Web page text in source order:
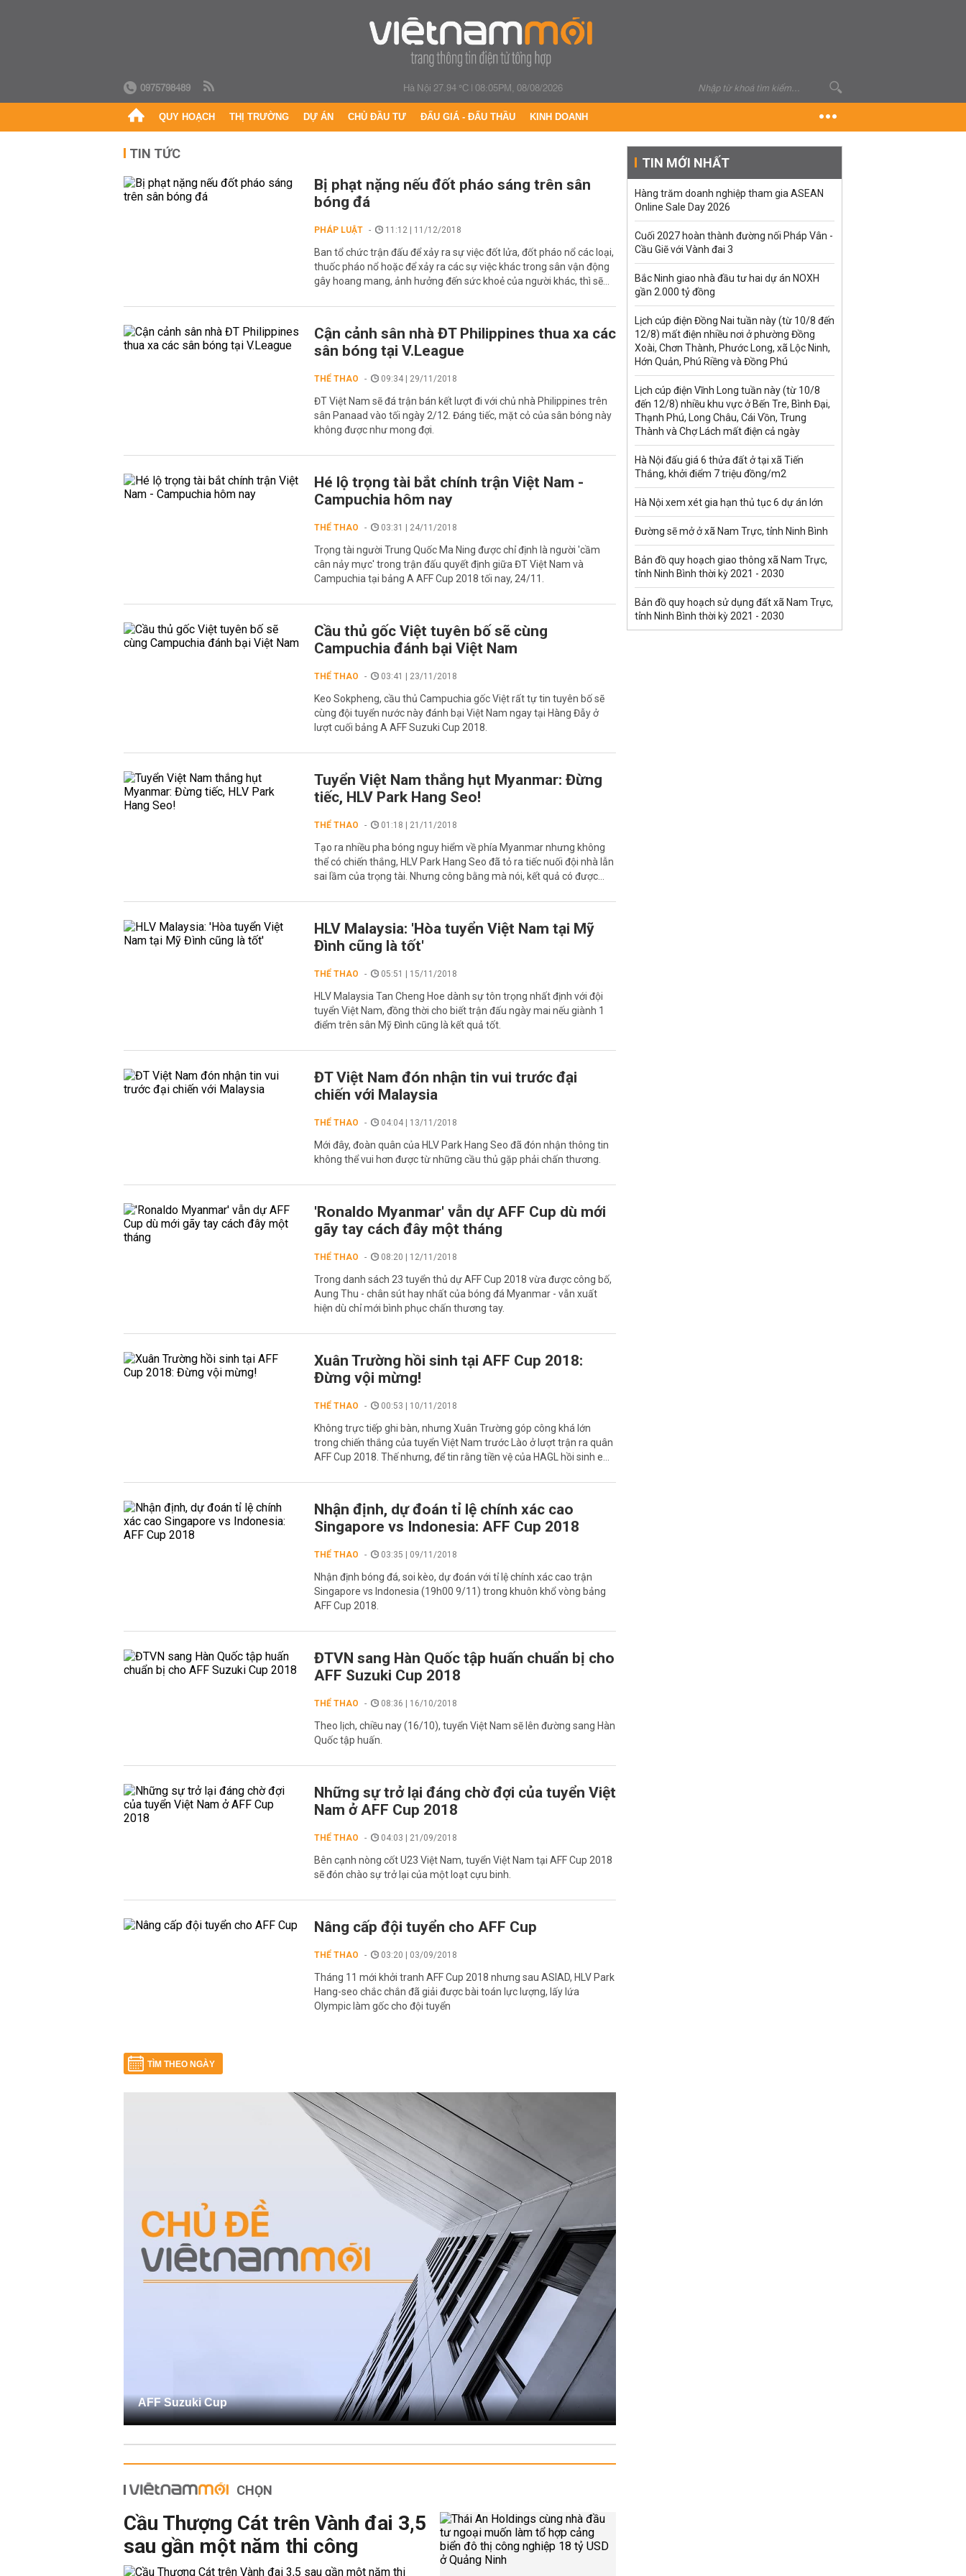
0975798489 Hà Nội 27.94 °C|08:05PM, 08/08/2026
QUY HOẠCH THỊ TRƯỜNG DỰ ÁN CHỦ ĐẦU TƯ ĐẤU GIÁ - ĐẤU THẦU KINH DOANH
TIN TỨC
Bị phạt nặng nếu đốt pháo sáng trên sân
bóng đá
PHÁP LUẬT 11:12 | 11/12/2018
Ban tổ chức trận đấu để xảy ra sự việc đốt lửa, đốt pháo nổ các loại,
thuốc pháo nổ hoặc để xảy ra các sự việc khác trong sân vận động
gây hoang mang, ảnh hưởng đến sức khoẻ của người khác, thì sẽ...
Cận cảnh sân nhà ĐT Philippines thua xa các
sân bóng tại V.League
THỂ THAO 09:34 | 29/11/2018
ĐT Việt Nam sẽ đá trận bán kết lượt đi với chủ nhà Philippines trên
sân Panaad vào tối ngày 2/12. Đáng tiếc, mặt cỏ của sân bóng này
không được như mong đợi.
Hé lộ trọng tài bắt chính trận Việt Nam -
Campuchia hôm nay
THỂ THAO 03:31 | 24/11/2018
Trọng tài người Trung Quốc Ma Ning được chỉ định là người 'cầm
cân nảy mực' trong trận đấu quyết định giữa ĐT Việt Nam và
Campuchia tại bảng A AFF Cup 2018 tối nay, 24/11.
Cầu thủ gốc Việt tuyên bố sẽ cùng
Campuchia đánh bại Việt Nam
THỂ THAO 03:41 | 23/11/2018
Keo Sokpheng, cầu thủ Campuchia gốc Việt rất tự tin tuyên bố sẽ
cùng đội tuyển nước này đánh bại Việt Nam ngay tại Hàng Đẫy ở
lượt cuối bảng A AFF Suzuki Cup 2018.
Tuyển Việt Nam thắng hụt Myanmar: Đừng
tiếc, HLV Park Hang Seo!
THỂ THAO 01:18 | 21/11/2018
Tạo ra nhiều pha bóng nguy hiểm về phía Myanmar nhưng không
thể có chiến thắng, HLV Park Hang Seo đã tỏ ra tiếc nuối đội nhà lẫn
sai lầm của trọng tài. Nhưng công bằng mà nói, kết quả có được...
HLV Malaysia: 'Hòa tuyển Việt Nam tại Mỹ
Đình cũng là tốt'
THỂ THAO 05:51 | 15/11/2018
HLV Malaysia Tan Cheng Hoe dành sự tôn trọng nhất định với đội
tuyển Việt Nam, đồng thời cho biết trận đấu ngày mai nếu giành 1
điểm trên sân Mỹ Đình cũng là kết quả tốt.
ĐT Việt Nam đón nhận tin vui trước đại
chiến với Malaysia
THỂ THAO 04:04 | 13/11/2018
Mới đây, đoàn quân của HLV Park Hang Seo đã đón nhận thông tin
không thể vui hơn được từ những cầu thủ gặp phải chấn thương.
'Ronaldo Myanmar' vẫn dự AFF Cup dù mới
gãy tay cách đây một tháng
THỂ THAO 08:20 | 12/11/2018
Trong danh sách 23 tuyển thủ dự AFF Cup 2018 vừa được công bố,
Aung Thu - chân sút hay nhất của bóng đá Myanmar - vẫn xuất
hiện dù chỉ mới bình phục chấn thương tay.
Xuân Trường hồi sinh tại AFF Cup 2018:
Đừng vội mừng!
THỂ THAO 00:53 | 10/11/2018
Không trực tiếp ghi bàn, nhưng Xuân Trường góp công khá lớn
trong chiến thắng của tuyển Việt Nam trước Lào ở lượt trận ra quân
AFF Cup 2018. Thế nhưng, để tin rằng tiền vệ của HAGL hồi sinh e...
Nhận định, dự đoán tỉ lệ chính xác cao
Singapore vs Indonesia: AFF Cup 2018
THỂ THAO 03:35 | 09/11/2018
Nhận định bóng đá, soi kèo, dự đoán với tỉ lệ chính xác cao trận
Singapore vs Indonesia (19h00 9/11) trong khuôn khổ vòng bảng
AFF Cup 2018.
ĐTVN sang Hàn Quốc tập huấn chuẩn bị cho
AFF Suzuki Cup 2018
THỂ THAO 08:36 | 16/10/2018
Theo lịch, chiều nay (16/10), tuyển Việt Nam sẽ lên đường sang Hàn
Quốc tập huấn.
Những sự trở lại đáng chờ đợi của tuyển Việt
Nam ở AFF Cup 2018
THỂ THAO 04:03 | 21/09/2018
Bên cạnh nòng cốt U23 Việt Nam, tuyển Việt Nam tại AFF Cup 2018
sẽ đón chào sự trở lại của một loạt cựu binh.
Nâng cấp đội tuyển cho AFF Cup
THỂ THAO 03:20 | 03/09/2018
Tháng 11 mới khởi tranh AFF Cup 2018 nhưng sau ASIAD, HLV Park
Hang-seo chắc chắn đã giải được bài toán lực lượng, lấy lứa
Olympic làm gốc cho đội tuyển
TÌM THEO NGÀY
AFF Suzuki Cup
CHỌN
Cầu Thượng Cát trên Vành đai 3,5
sau gần một năm thi công
TIN MỚI NHẤT
Hàng trăm doanh nghiệp tham gia ASEAN
Online Sale Day 2026
Cuối 2027 hoàn thành đường nối Pháp Vân -
Cầu Giẽ với Vành đai 3
Bắc Ninh giao nhà đầu tư hai dự án NOXH
gần 2.000 tỷ đồng
Lịch cúp điện Đồng Nai tuần này (từ 10/8 đến
12/8) mất điện nhiều nơi ở phường Đồng
Xoài, Chơn Thành, Phước Long, xã Lộc Ninh,
Hớn Quản, Phú Riềng và Đồng Phú
Lịch cúp điện Vĩnh Long tuần này (từ 10/8
đến 12/8) nhiều khu vực ở Bến Tre, Bình Đại,
Thạnh Phú, Long Châu, Cái Vồn, Trung
Thành và Chợ Lách mất điện cả ngày
Hà Nội đấu giá 6 thửa đất ở tại xã Tiến
Thắng, khởi điểm 7 triệu đồng/m2
Hà Nội xem xét gia hạn thủ tục 6 dự án lớn
Đường sẽ mở ở xã Nam Trực, tỉnh Ninh Bình
Bản đồ quy hoạch giao thông xã Nam Trực,
tỉnh Ninh Bình thời kỳ 2021 - 2030
Bản đồ quy hoạch sử dụng đất xã Nam Trực,
tỉnh Ninh Bình thời kỳ 2021 - 2030